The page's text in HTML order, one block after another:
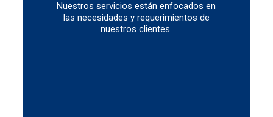
Nuestros servicios están enfocados en
las necesidades y requerimientos de
nuestros clientes.